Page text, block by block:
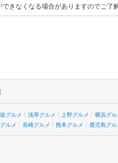
きなくなる場合がありますのでご了
グルメ 浅草グルメ 上野グルメ 横浜グル
ルメ 長崎グルメ 熊本グルメ 鹿児島グル